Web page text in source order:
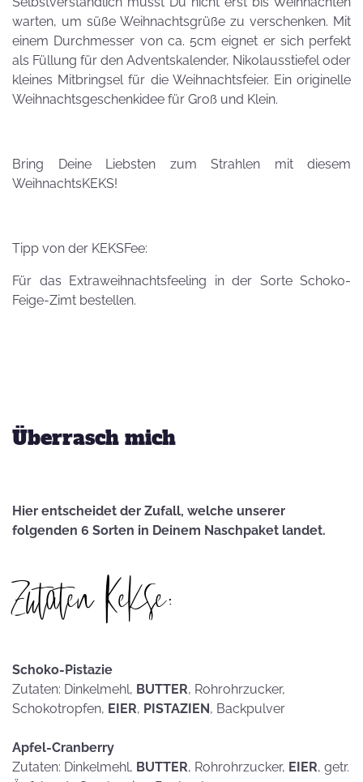
warten, um süße Weihnachtsgrüße zu verschenken. Mit
einem Durchmesser von ca. 5cm eignet er sich perfekt
als Füllung für den Adventskalender, Nikolausstiefel oder
kleines Mitbringsel für die Weihnachtsfeier. Ein originelle
Weihnachtsgeschenkidee für Groß und Klein.
Bring Deine Liebsten zum Strahlen mit diesem
WeihnachtsKEKS!
Tipp von der KEKSFee:
Für das Extraweihnachtsfeeling in der Sorte Schoko-
Feige-Zimt bestellen.
Überrasch mich
Hier entscheidet der Zufall, welche unserer
folgenden 6 Sorten in Deinem Naschpaket landet.
Zutaten Kekse:
Schoko-Pistazie
Zutaten: Dinkelmehl, BUTTER, Rohrohrzucker,
Schokotropfen, EIER, PISTAZIEN, Backpulver
Apfel-Cranberry
Zutaten: Dinkelmehl, BUTTER, Rohrohrzucker, EIER, getr.